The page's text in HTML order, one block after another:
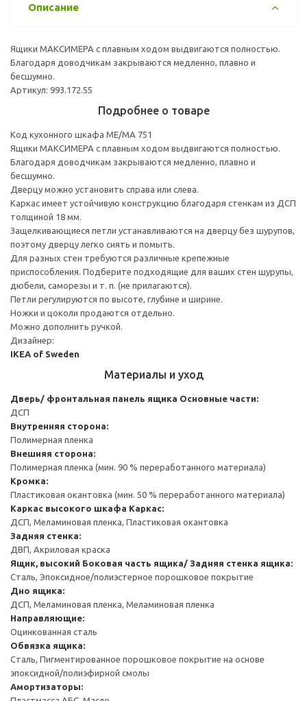
Описание
Ящики МАКСИМЕРА с плавным ходом выдвигаются полностью.
Благодаря доводчикам закрываются медленно, плавно и
бесшумно.
Артикул: 993.172.55
Подробнее о товаре
Код кухонного шкафа ME/MA 751
Ящики МАКСИМЕРА с плавным ходом выдвигаются полностью.
Благодаря доводчикам закрываются медленно, плавно и
бесшумно.
Дверцу можно установить справа или слева.
Каркас имеет устойчивую конструкцию благодаря стенкам из ДСП
толщиной 18 мм.
Защелкивающиеся петли устанавливаются на дверцу без шурупов,
поэтому дверцу легко снять и помыть.
Для разных стен требуются различные крепежные
приспособления. Подберите подходящие для ваших стен шурупы,
дюбели, саморезы и т. п. (не прилагаются).
Петли регулируются по высоте, глубине и ширине.
Ножки и цоколи продаются отдельно.
Можно дополнить ручкой.
Дизайнер:
IKEA of Sweden
Материалы и уход
Дверь/ фронтальная панель ящика Основные части:
ДСП
Внутренняя сторона:
Полимерная пленка
Внешняя сторона:
Полимерная пленка (мин. 90 % переработанного материала)
Кромка:
Пластиковая окантовка (мин. 50 % переработанного материала)
Каркас высокого шкафа Каркас:
ДСП, Меламиновая пленка, Пластиковая окантовка
Задняя стенка:
ДВП, Акриловая краска
Ящик, высокий Боковая часть ящика/ Задняя стенка ящика:
Сталь, Эпоксидное/полиэстерное порошковое покрытие
Дно ящика:
ДСП, Меламиновая пленка, Меламиновая пленка
Направляющие:
Оцинкованная сталь
Обвязка ящика:
Сталь, Пигментированное порошковое покрытие на основе
эпоксидной/полиэфирной смолы
Амортизаторы: